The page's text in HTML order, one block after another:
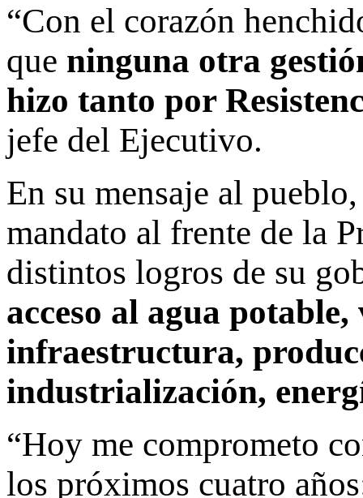
“Con el corazón
que ninguna otra
hizo tanto por
jefe del Ejecutivo.
En su mensaje al
mandato al frente de la
distintos logros de su
acceso al agua
infraestructura,
industrialización,
“Hoy me comprometo
los próximos cuatro